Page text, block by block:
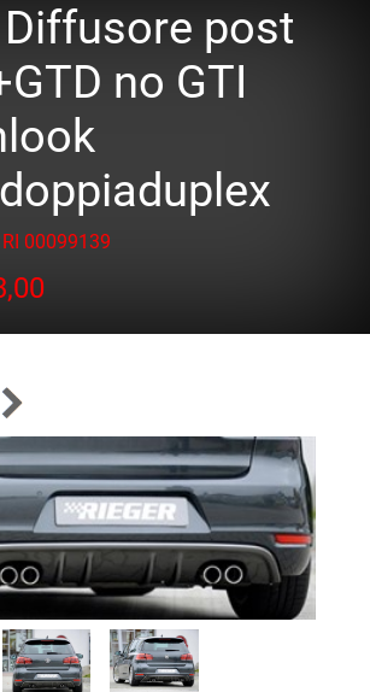
Diffusore post
no GTI
RI 00099139